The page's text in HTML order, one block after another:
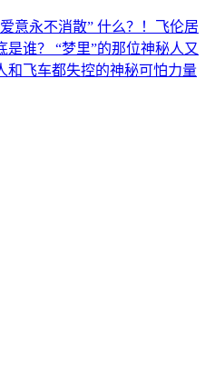
意永不消散” 什么？！飞伦居
谁？ “梦里”的那位神秘人又
和飞车都失控的神秘可怕力量